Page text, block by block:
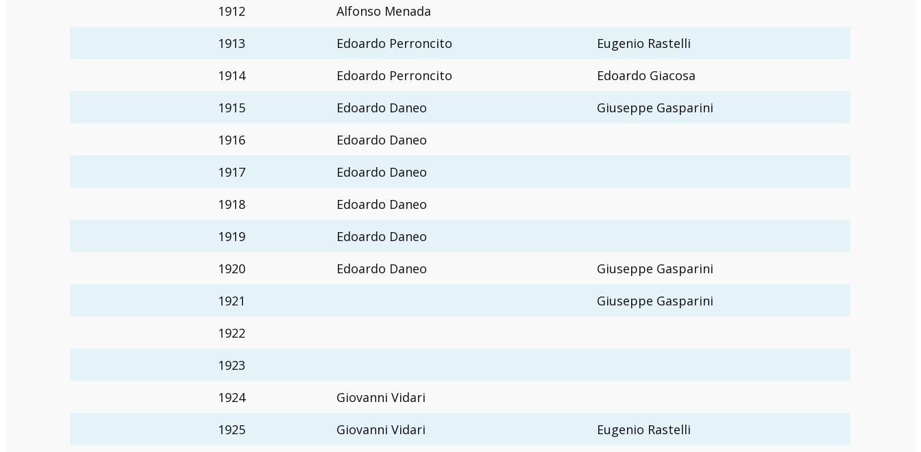
1912
Alfonso Menada
1913
Edoardo Perroncito
Eugenio Rastelli
1914
Edoardo Perroncito
Edoardo Giacosa
1915
Edoardo Daneo
Giuseppe Gasparini
1916
Edoardo Daneo
1917
Edoardo Daneo
1918
Edoardo Daneo
1919
Edoardo Daneo
1920
Edoardo Daneo
Giuseppe Gasparini
1921
Giuseppe Gasparini
1922
1923
1924
Giovanni Vidari
1925
Giovanni Vidari
Eugenio Rastelli